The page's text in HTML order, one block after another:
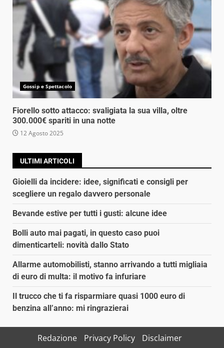
Gossip e Spettacolo
Fiorello sotto attacco: svaligiata la sua villa, oltre
300.000€ spariti in una notte
12 Agosto 2025
ULTIMI ARTICOLI
Gioielli da incidere: idee, significati e consigli per
scegliere un regalo davvero personale
Bevande estive per tutti i gusti: alcune idee
Bolli auto mai pagati, in questo caso puoi
dimenticarteli: novità dallo Stato
Allarme automobilisti, stanno arrivando a tutti migliaia
di euro di multa: il motivo fa infuriare
Il trucco che ti fa risparmiare quasi 1000 euro di
benzina all’anno: mi ringrazierai
Redazione Privacy Policy Disclaimer